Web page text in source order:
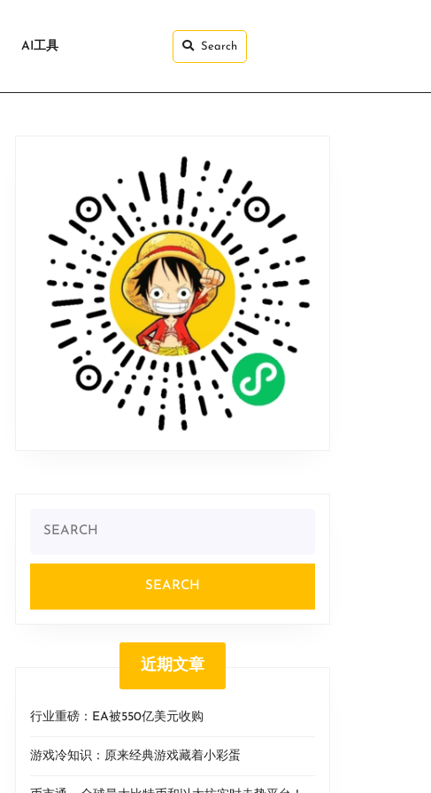
AI工具 Search
for:
近期文章
行业重磅：EA被550亿美元收购
游戏冷知识：原来经典游戏藏着小彩蛋